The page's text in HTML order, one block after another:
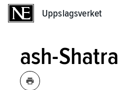
Uppslagsverket
ash-Shatra